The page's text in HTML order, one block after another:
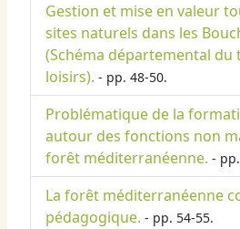
Gestion et mise en valeur
sites naturels dans les
(Schéma départemental du
loisirs). - pp. 48-50.
Problématique de la
autour des fonctions non
forêt méditerranéenne. -
La forêt méditerranéenne
pédagogique. - pp. 54-55.